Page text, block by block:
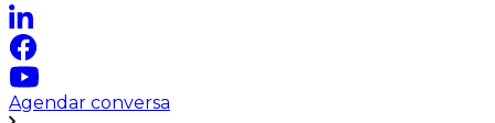
Agendar conversa